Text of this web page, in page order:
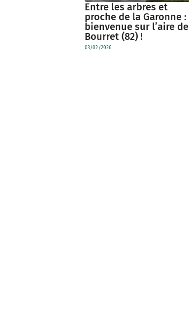
Entre les arbres et
proche de la Garonne :
bienvenue sur l’aire de
Bourret (82) !
03/02/2026